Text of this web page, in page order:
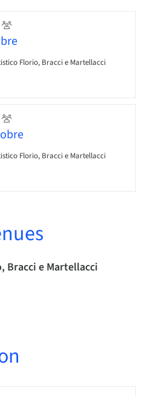
Florio, Bracci e Martellacci
Florio, Bracci e Martellacci
Bracci e Martellacci